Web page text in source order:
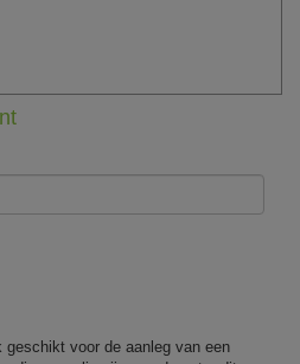
voor de aanleg van een